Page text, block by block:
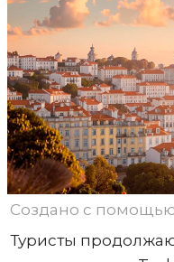
Создано с
Туристы